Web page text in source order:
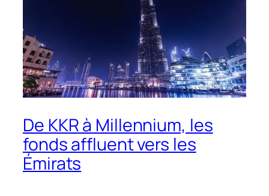
De KKR à Millennium, les
fonds affluent vers les
Émirats